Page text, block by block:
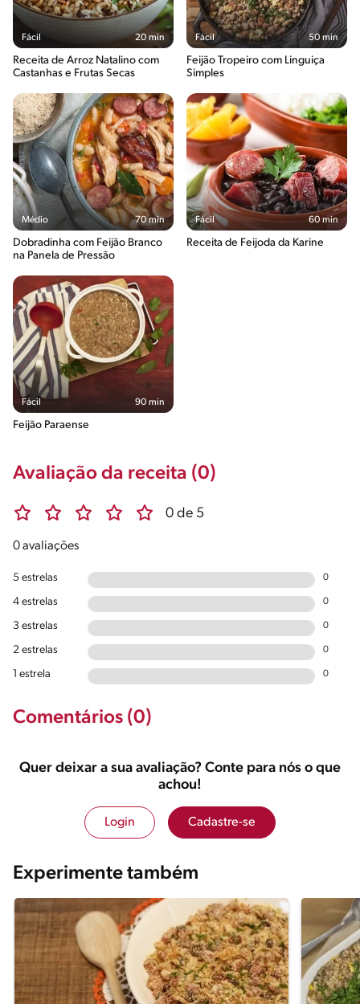
Fácil 20 min
Receita de Arroz Natalino com
Castanhas e Frutas Secas
Fácil 50 min
Feijão Tropeiro com Linguiça
Simples
Médio 70 min
Dobradinha com Feijão Branco
na Panela de Pressão
Fácil 60 min
Receita de Feijoda da Karine
Fácil 90 min
Feijão Paraense
Avaliação da receita (0)
0 de 5
0 avaliações
5 estrelas 0
4 estrelas 0
3 estrelas 0
2 estrelas 0
1 estrela 0
Comentários (0)
Quer deixar a sua avaliação? Conte para nós o que
achou!
Login Cadastre-se
Experimente também